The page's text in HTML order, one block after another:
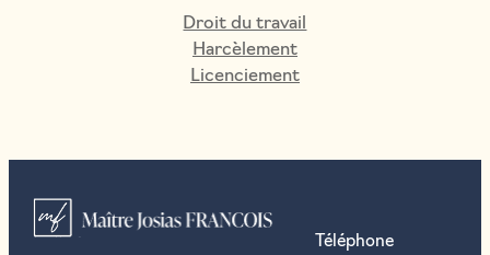
Droit du travail
Harcèlement
Licenciement
Téléphone